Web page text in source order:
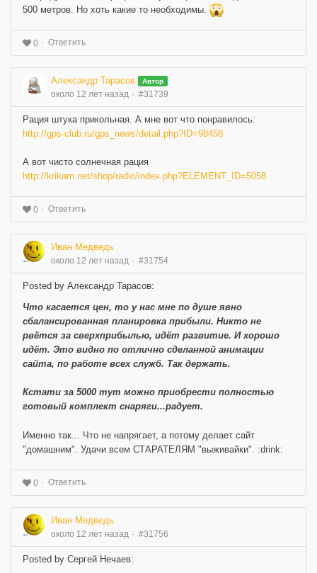
500 метров. Но хоть какие то необходимы.
0 Ответить
Александр Тарасов Автор
около 12 лет назад #31739
Рация штука прикольная. А мне вот что понравилось:
http://gps-club.ru/gps_news/detail.php?ID=98458
А вот чисто солнечная рация
http://krikam.net/shop/radio/index.php?ELEMENT_ID=5058
0 Ответить
Иван Медведь
около 12 лет назад #31754
Posted by Александр Тарасов:
Что касается цен, то у нас мне по душе явно
сбалансированная планировка прибыли. Никто не
рвётся за сверхприбылью, идёт развитие. И хорошо
идёт. Это видно по отлично сделанной анимации
сайта, по работе всех служб. Так держать.
Кстати за 5000 тут можно приобрести полностью
готовый комплект снаряги...радует.
Именно так... Что не напрягает, а потому делает сайт
"домашним". Удачи всем СТАРАТЕЛЯМ "выживайки". :drink:
0 Ответить
Иван Медведь
около 12 лет назад #31756
Posted by Сергей Нечаев: